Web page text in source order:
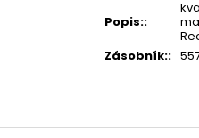
Popis::
Zásobník::